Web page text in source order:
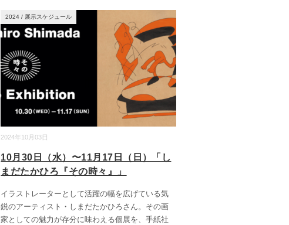
2024年10月03日
2024 / 展示スケジュール
10月30日（水）〜11月17日（日）「し
まだたかひろ『その時々』」
イラストレーターとして活躍の幅を広げている気
鋭のアーティスト・しまだたかひろさん。その画
家としての魅力が存分に味わえる個展を、手紙社